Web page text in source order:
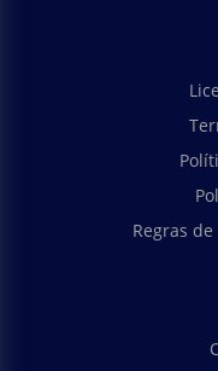
Regras